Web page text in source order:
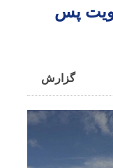
پس
گزارش